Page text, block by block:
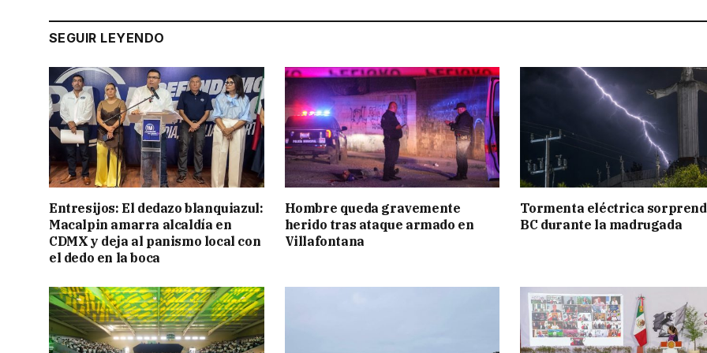
SEGUIR LEYENDO
Entresijos: El dedazo blanquiazul:
Macalpin amarra alcaldía en
CDMX y deja al panismo local con
el dedo en la boca
Hombre queda gravemente
herido tras ataque armado en
Villafontana
Tormenta eléctrica
BC durante la madrugada